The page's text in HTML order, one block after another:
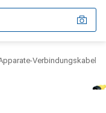
Verbindungskabel